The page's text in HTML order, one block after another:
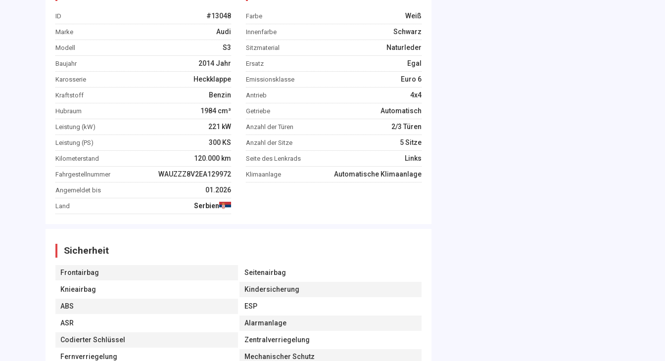
ID #13048
Marke Audi
Modell S3
Baujahr 2014 Jahr
Karosserie Heckklappe
Kraftstoff Benzin
Hubraum 1984 cm³
Leistung (kW) 221 kW
Leistung (PS) 300 KS
Kilometerstand 120.000 km
Fahrgestellnummer WAUZZZ8V2EA129972
Angemeldet bis 01.2026
Land Serbien
Farbe Weiß
Innenfarbe Schwarz
Sitzmaterial Naturleder
Ersatz Egal
Emissionsklasse Euro 6
Antrieb 4x4
Getriebe Automatisch
Anzahl der Türen 2/3 Türen
Anzahl der Sitze 5 Sitze
Seite des Lenkrads Links
Klimaanlage Automatische Klimaanlage
Sicherheit
Frontairbag Seitenairbag
Knieairbag Kindersicherung
ABS ESP
ASR Alarmanlage
Codierter Schlüssel Zentralverriegelung
Fernverriegelung Mechanischer Schutz